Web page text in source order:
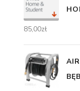
85,00zł